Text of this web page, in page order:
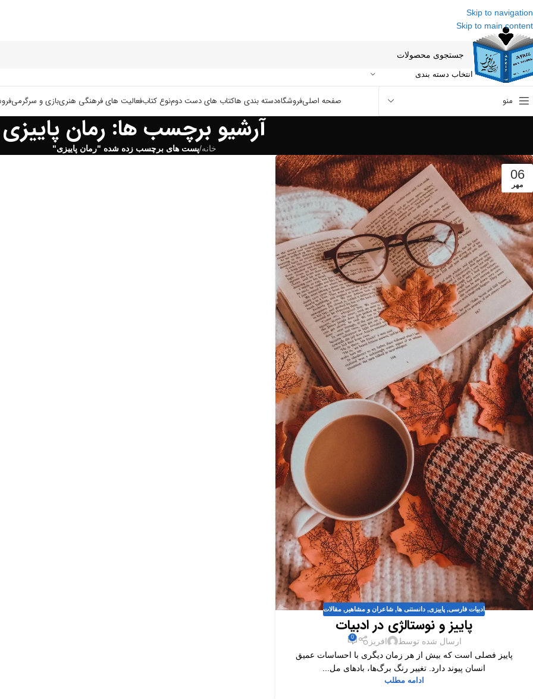
Skip to navigation
Skip to main content
انتخاب دسته بندی
منو صفحه اصلیفروشگاهدسته بندی هاکتاب های دست دومنوع کتابفعالیت های فرهنگی هنریبازی و سرگرمی
آرشیو برچسب ها: رمان پاییزی
خانه/پست های برچسب زده شده "رمان پاییزی"
06
مهر
ادبیات فارسی, پاییزی, دانستنی ها, شاعران و مشاهیر , مقالات
پاییز و نوستالژی در ادبیات
ارسال شده توسط افریز 0
پاییز فصلی است که بیش از هر زمان دیگری با احساسات عمیق
انسان پیوند دارد. تغییر رنگ برگ‌ها، بادهای مل...
ادامه مطلب